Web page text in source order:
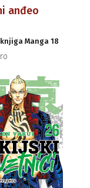
anđeo
Manga 18